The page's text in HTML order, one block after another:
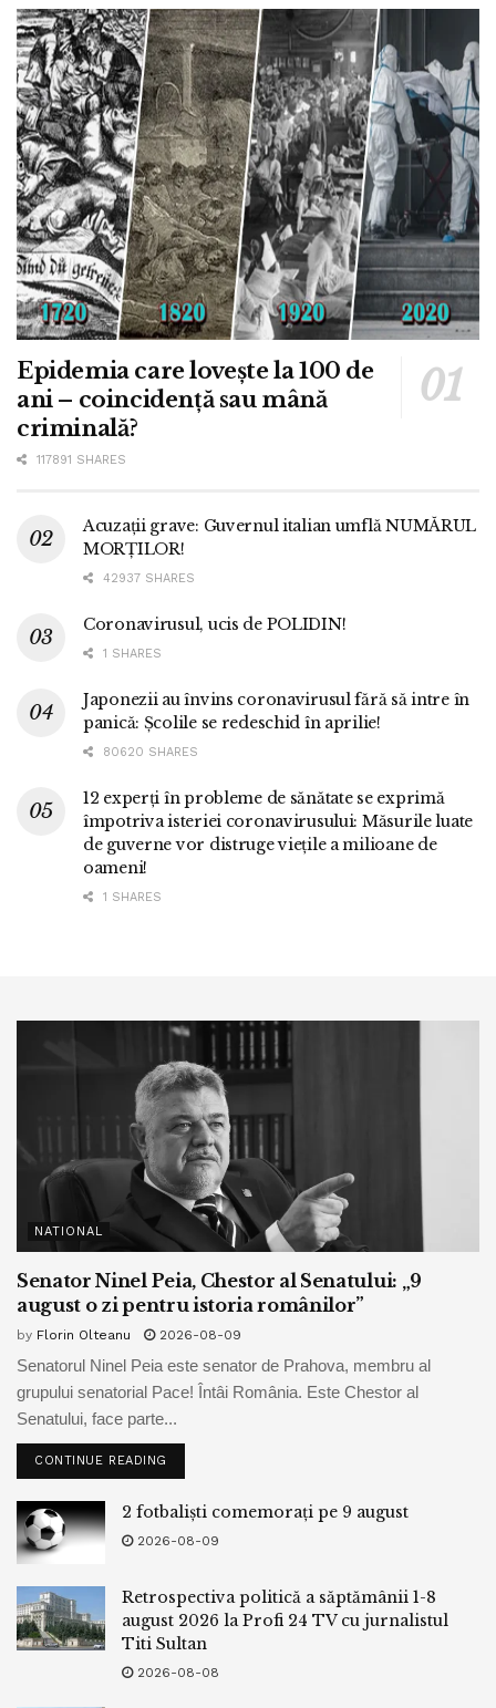
Epidemia care lovește la 100 de
ani – coincidență sau mână
criminală?
117891 SHARES
Acuzații grave: Guvernul italian umflă NUMĂRUL
MORȚILOR!
42937 SHARES
Coronavirusul, ucis de POLIDIN!
1 SHARES
Japonezii au învins coronavirusul fără să intre în
panică: Școlile se redeschid în aprilie!
80620 SHARES
12 experți în probleme de sănătate se exprimă
împotriva isteriei coronavirusului: Măsurile luate
de guverne vor distruge viețile a milioane de
oameni!
1 SHARES
NATIONAL
Senator Ninel Peia, Chestor al Senatului: „9
august o zi pentru istoria românilor”
by Florin Olteanu 2026-08-09
Senatorul Ninel Peia este senator de Prahova, membru al
grupului senatorial Pace! Întâi România. Este Chestor al
Senatului, face parte...
CONTINUE READING
2 fotbaliști comemorați pe 9 august
2026-08-09
Retrospectiva politică a săptămânii 1-8
august 2026 la Profi 24 TV cu jurnalistul
Titi Sultan
2026-08-08